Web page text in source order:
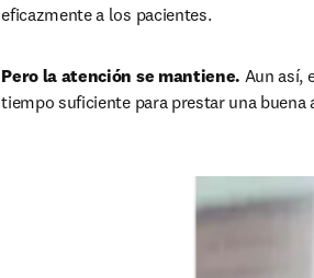
eficazmente a los pacientes.
Pero la atención se mantiene. Aun así,
tiempo suficiente para prestar una buena